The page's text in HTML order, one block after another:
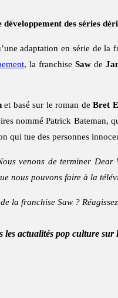
des séries
adaptation en série de la
, la franchise Saw de
et basé sur le roman de Bret
nommé Patrick Bateman,
qui tue des personnes
venons de terminer
nous pouvons faire à la
la franchise Saw ?
actualités pop culture sur